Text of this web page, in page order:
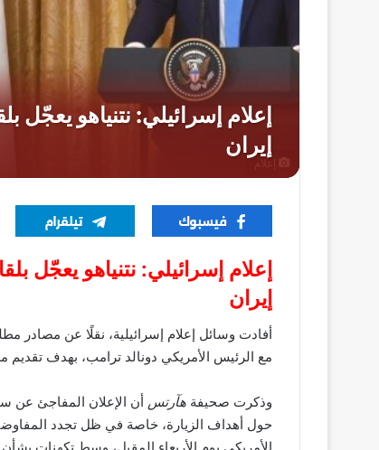
إعلام
إعلام إسرائيلي: نتنياهو يعجّل
إيران
أفادت وسائل إعلام إسرائيلية، نقلًا عن مصادر
مع الرئيس الأمريكي دونالد ترامب، بهدف
وذكرت صحيفة هآرتس أن الإعلان المفاجئ عن
حول أهداف الزيارة، خاصة في ظل تجدد